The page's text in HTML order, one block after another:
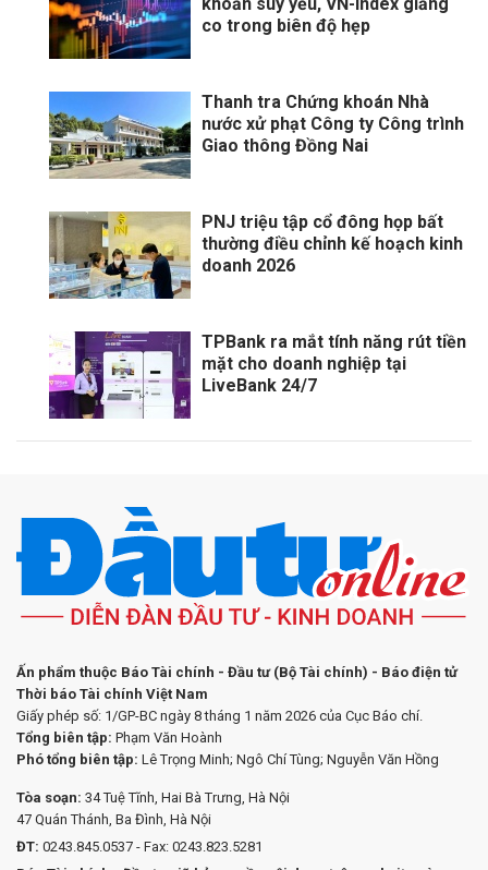
co trong biên độ hẹp
Thanh tra Chứng khoán Nhà
nước xử phạt Công ty Công trình
Giao thông Đồng Nai
PNJ triệu tập cổ đông họp bất
thường điều chỉnh kế hoạch kinh
doanh 2026
TPBank ra mắt tính năng rút tiền
mặt cho doanh nghiệp tại
LiveBank 24/7
Ấn phẩm thuộc Báo Tài chính - Đầu tư (Bộ Tài chính) - Báo điện tử
Thời báo Tài chính Việt Nam
Giấy phép số: 1/GP-BC ngày 8 tháng 1 năm 2026 của Cục Báo chí.
Tổng biên tập: Phạm Văn Hoành
Phó tổng biên tập: Lê Trọng Minh; Ngô Chí Tùng; Nguyễn Văn Hồng
Tòa soạn: 34 Tuệ Tĩnh, Hai Bà Trưng, Hà Nội
47 Quán Thánh, Ba Đình, Hà Nội
ĐT: 0243.845.0537 - Fax: 0243.823.5281